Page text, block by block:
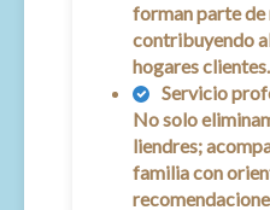
forman parte de
contribuyendo
hogares
Servicio
No solo
liendres;
familia con